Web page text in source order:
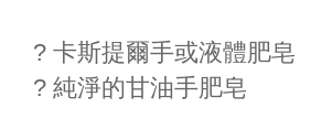
? 卡斯提爾手或液體肥皂
? 純淨的甘油手肥皂